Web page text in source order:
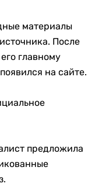
материалы
После
главному
на сайте.
предложила